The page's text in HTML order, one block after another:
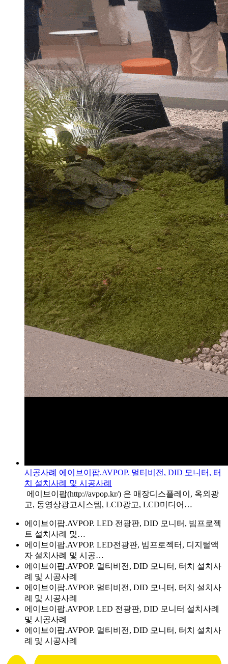
시공사례 에이브이팝.AVPOP. 멀티비전, DID 모니터, 터
치 설치사례 및 시공사례
에이브이팝(http://avpop.kr/) 은 매장디스플레이, 옥외광
고, 동영상광고시스템, LCD광고, LCD미디어…
에이브이팝.AVPOP. LED 전광판, DID 모니터, 빔프로젝
트 설치사례 및…
에이브이팝.AVPOP. LED전광판, 빔프로젝터, 디지털액
자 설치사례 및 시공…
에이브이팝.AVPOP. 멀티비전, DID 모니터, 터치 설치사
례 및 시공사례
에이브이팝.AVPOP. 멀티비전, DID 모니터, 터치 설치사
례 및 시공사례
에이브이팝.AVPOP. LED 전광판, DID 모니터 설치사례
및 시공사례
에이브이팝.AVPOP. 멀티비전, DID 모니터, 터치 설치사
례 및 시공사례